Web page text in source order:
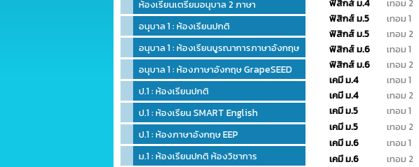
ห้องเรียนเตรียมอนุบาล 2 ภาษา
อนุบาล 1 : ห้องเรียนปกติ
อนุบาล 1 : ห้องเรียนบูรณาการภาษาอังกฤษ
อนุบาล 1 : ห้องภาษาอังกฤษ GrapeSEED
ป.1 : ห้องเรียนปกติ
ป.1 : ห้องเรียน SMART English
ป.1 : ห้องภาษาอังกฤษ EEP
ม.1 : ห้องเรียนปกติ ห้องวิชาการ
ฟิสิกส์ ม.4
เทอม 2
ฟิสิกส์ ม.5
เทอม 1
ฟิสิกส์ ม.5
เทอม 2
ฟิสิกส์ ม.6
เทอม 1
ฟิสิกส์ ม.6
เทอม 2
เคมี ม.4
เทอม 1
เคมี ม.4
เทอม 2
เคมี ม.5
เทอม 1
เคมี ม.5
เทอม 2
เคมี ม.6
เทอม 1
เคมี ม.6
เทอม 2